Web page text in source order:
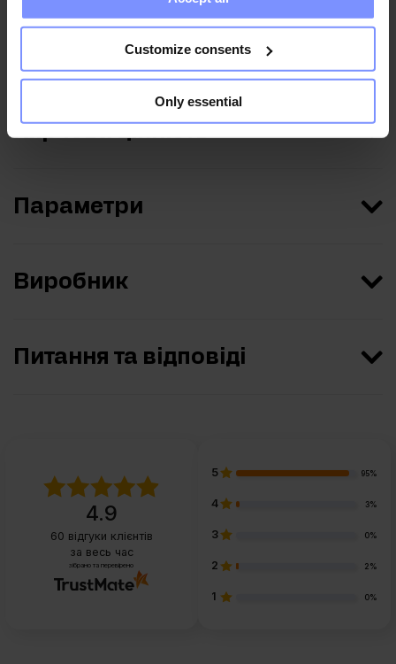
Customize consents
Only essential
Спосіб використання
Харчова цінність
Параметри
Виробник
Питання та відповіді
4.9
60 відгуки клієнтів
за весь час
зібрано та перевірено
5 95%
4 3%
3 0%
2 2%
1 0%